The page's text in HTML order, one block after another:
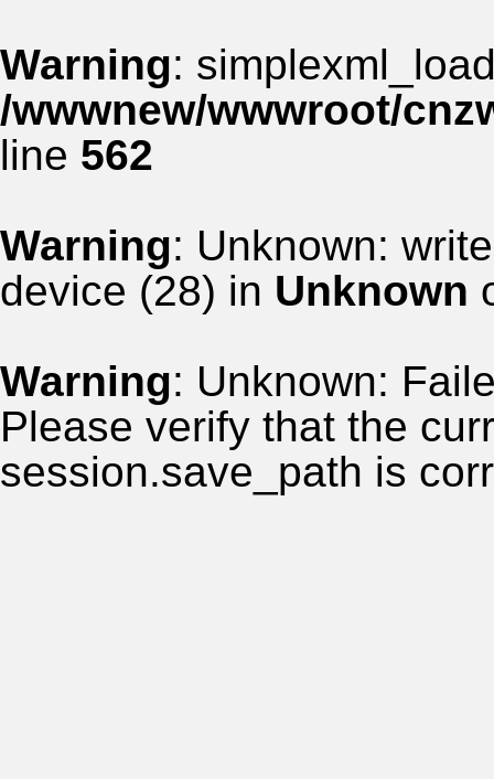
Warning:
/wwwnew/wwwroot/
line 562
Warning: Unknown:
device (28) in Unknown
Warning: Unknown:
Please verify that the
session.save_path is